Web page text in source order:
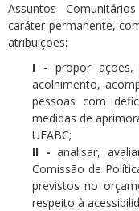
Assuntos
caráter permanente,
atribuições:
I - propor
acolhimento,
pessoas com
medidas de
UFABC;
II - analisar,
Comissão de
previstos no
respeito à